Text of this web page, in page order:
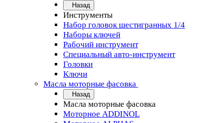
Назад
Инструменты
Набор головок шестигранных 1/4
Наборы ключей
Рабочий инструмент
Специальный авто-инструмент
Головки
Ключи
Масла моторные фасовка
Назад
Масла моторные фасовка
Моторное ADDINOL